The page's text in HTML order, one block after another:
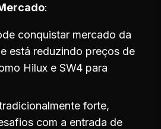
conquistar mercado da
está reduzindo preços de
Hilux e SW4 para
forte,
com a entrada de